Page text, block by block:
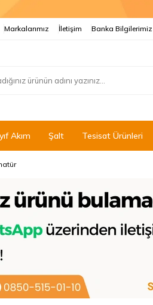
Markalarımız İletişim Banka Bilgilerimiz
Akım Şalt Tesisat Ürünleri